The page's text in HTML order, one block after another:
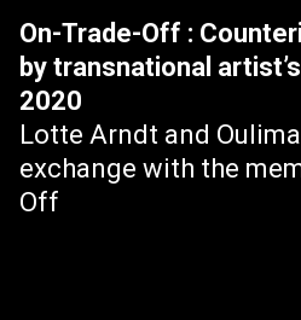
On-Trade-Off :
by transnational
2020
Lotte Arndt and
exchange with the
Off